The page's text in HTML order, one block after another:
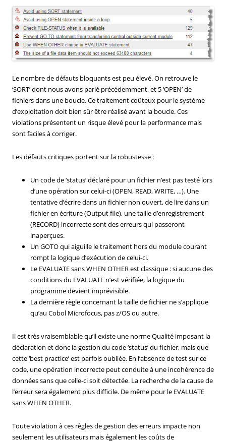
Le nombre de défauts bloquants est peu élevé. On retrouve le
‘SORT’ dont nous avons parlé précédemment, et 5 ‘OPEN’ de
fichiers dans une boucle. Ce traitement coûteux pour le système
d’exploitation doit bien sûr être réalisé avant la boucle. Ces
violations présentent un risque élevé pour la performance mais
sont faciles à corriger.
Les défauts critiques portent sur la robustesse :
Un code de ‘status’ déclaré pour un fichier n’est pas testé lors
d’une opération sur celui-ci (OPEN, READ, WRITE, …). Une
tentative d’écrire dans un fichier non ouvert, de lire dans un
fichier en écriture (Output file), une taille d’enregistrement
(RECORD) incorrecte sont des erreurs qui passeront
inaperçues.
Un GOTO qui aiguille le traitement hors du module courant
rompt la logique d’exécution de celui-ci.
Le EVALUATE sans WHEN OTHER est classique : si aucune des
conditions du EVALUATE n’est vérifiée, la logique du
programme devient imprévisible.
La dernière règle concernant la taille de fichier ne s’applique
qu’au Cobol Microfocus, pas z/OS ou autre.
Il est très vraisemblable qu’il existe une norme Qualité imposant la
déclaration et donc la gestion du code ‘status’ du fichier, mais que
cette ‘best practice’ est parfois oubliée. En l’absence de test sur ce
code, une opération incorrecte peut conduite à une incohérence de
données sans que celle-ci soit détectée. La recherche de la cause de
l’erreur sera également plus difficile. De même pour le EVALUATE
sans WHEN OTHER.
Toute violation à ces règles de gestion des erreurs impacte non
seulement les utilisateurs mais également les coûts de